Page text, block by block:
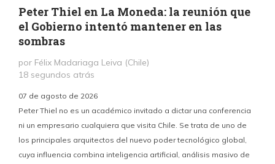
Peter Thiel en La Moneda: la reunión que
el Gobierno intentó mantener en las
sombras
por Félix Madariaga Leiva (Chile)
18 segundos atrás
07 de agosto de 2026
Peter Thiel no es un académico invitado a dictar una conferencia
ni un empresario cualquiera que visita Chile. Se trata de uno de
los principales arquitectos del nuevo poder tecnológico global,
cuya influencia combina inteligencia artificial, análisis masivo de